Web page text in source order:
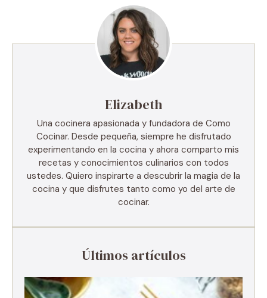
Elizabeth
Una cocinera apasionada y fundadora de Como
Cocinar. Desde pequeña, siempre he disfrutado
experimentando en la cocina y ahora comparto mis
recetas y conocimientos culinarios con todos
ustedes. Quiero inspirarte a descubrir la magia de la
cocina y que disfrutes tanto como yo del arte de
cocinar.
Últimos artículos